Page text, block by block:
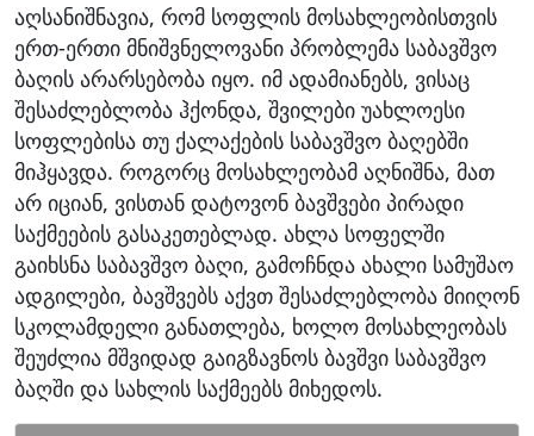
აღსანიშნავია, რომ სოფლის მოსახლეობისთვის
ერთ-ერთი მნიშვნელოვანი პრობლემა საბავშვო
ბაღის არარსებობა იყო. იმ ადამიანებს, ვისაც
შესაძლებლობა ჰქონდა, შვილები უახლოესი
სოფლებისა თუ ქალაქების საბავშვო ბაღებში
მიჰყავდა. როგორც მოსახლეობამ აღნიშნა, მათ
არ იციან, ვისთან დატოვონ ბავშვები პირადი
საქმეების გასაკეთებლად. ახლა სოფელში
გაიხსნა საბავშვო ბაღი, გამოჩნდა ახალი სამუშაო
ადგილები, ბავშვებს აქვთ შესაძლებლობა მიიღონ
სკოლამდელი განათლება, ხოლო მოსახლეობას
შეუძლია მშვიდად გაიგზავნოს ბავშვი საბავშვო
ბაღში და სახლის საქმეებს მიხედოს.